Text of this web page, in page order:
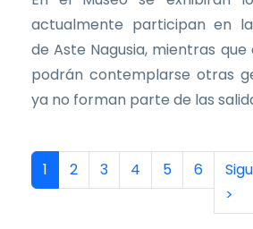
actualmente participan en
de Aste Nagusia, mientras
podrán contemplarse otras
ya no forman parte de las
Paginación
Página actual
1 Página
2 Página
3 Página
4 Página
5 Página
6
>